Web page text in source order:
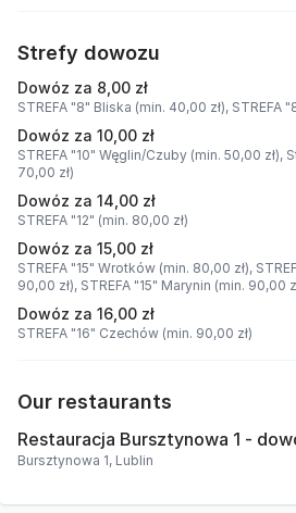
Strefy dowozu
Dowóz za 8,00 zł
STREFA "8" Bliska (min. 40,00 zł), STREFA
Dowóz za 10,00 zł
STREFA "10" Węglin/Czuby (min. 50,00 zł),
70,00 zł)
Dowóz za 14,00 zł
STREFA "12" (min. 80,00 zł)
Dowóz za 15,00 zł
STREFA "15" Wrotków (min. 80,00 zł),
90,00 zł), STREFA "15" Marynin (min. 90,00
Dowóz za 16,00 zł
STREFA "16" Czechów (min. 90,00 zł)
Our restaurants
Restauracja Bursztynowa 1 -
Bursztynowa 1, Lublin